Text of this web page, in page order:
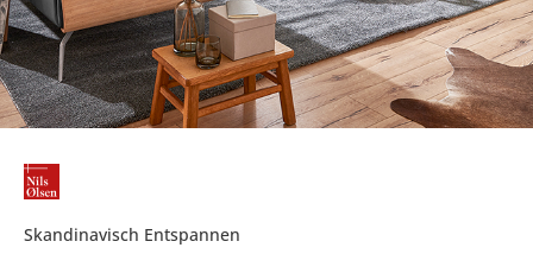
Skandinavisch Entspannen